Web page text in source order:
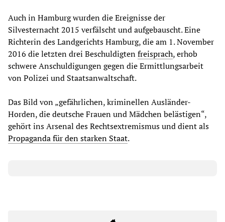
Auch in Hamburg wurden die Ereignisse der
Silvesternacht 2015 verfälscht und aufgebauscht. Eine
Richterin des Landgerichts Hamburg, die am 1. November
2016 die letzten drei Beschuldigtenfreisprach, erhob
schwere Anschuldigungen gegen die Ermittlungsarbeit
von Polizei und Staatsanwaltschaft.
Das Bild von „gefährlichen, kriminellen Ausländer-
Horden, die deutsche Frauen und Mädchen belästigen“,
gehört ins Arsenal des Rechtsextremismus und dient als
Propaganda für den starken Staat.